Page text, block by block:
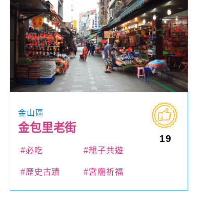
金山區
金包里老街
19
#必吃 #親子共遊
#歷史古蹟 #宮廟祈福